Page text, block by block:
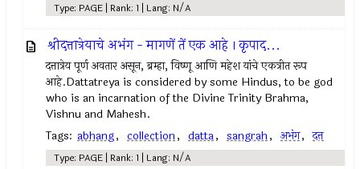
Type: PAGE | Rank: 1 | Lang: N/A
श्रीदत्तात्रेयाचे अभंग - मागणें तें एक आहे । कृपाद...
दत्तात्रेय पूर्ण अवतार असून, ब्रम्हा, विष्णू आणि महेश यांचे एकत्रीत रूप
आहे.Dattatreya is considered by some Hindus, to be god
who is an incarnation of the Divine Trinity Brahma,
Vishnu and Mahesh.
Tags: abhang, collection, datta, sangrah, अभंग, दत्त
Type: PAGE | Rank: 1 | Lang: N/A